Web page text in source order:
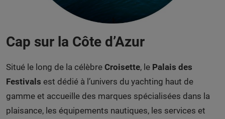
Cap sur la Côte d’Azur
Situé le long de la célèbre Croisette, le Palais des
Festivals est dédié à l’univers du yachting haut de
gamme et accueille des marques spécialisées dans la
plaisance, les équipements nautiques, les services et